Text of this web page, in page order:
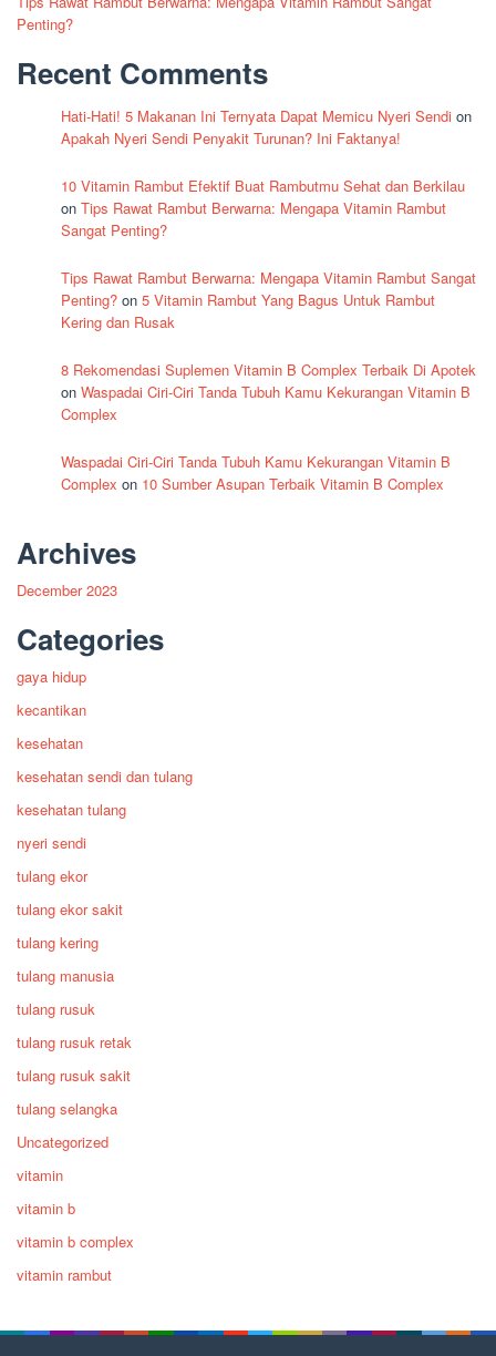
Penting?
Recent Comments
Hati-Hati! 5 Makanan Ini Ternyata Dapat Memicu Nyeri Sendi on
Apakah Nyeri Sendi Penyakit Turunan? Ini Faktanya!
10 Vitamin Rambut Efektif Buat Rambutmu Sehat dan Berkilau
on Tips Rawat Rambut Berwarna: Mengapa Vitamin Rambut
Sangat Penting?
Tips Rawat Rambut Berwarna: Mengapa Vitamin Rambut Sangat
Penting? on 5 Vitamin Rambut Yang Bagus Untuk Rambut
Kering dan Rusak
8 Rekomendasi Suplemen Vitamin B Complex Terbaik Di Apotek
on Waspadai Ciri-Ciri Tanda Tubuh Kamu Kekurangan Vitamin B
Complex
Waspadai Ciri-Ciri Tanda Tubuh Kamu Kekurangan Vitamin B
Complex on 10 Sumber Asupan Terbaik Vitamin B Complex
Archives
December 2023
Categories
gaya hidup
kecantikan
kesehatan
kesehatan sendi dan tulang
kesehatan tulang
nyeri sendi
tulang ekor
tulang ekor sakit
tulang kering
tulang manusia
tulang rusuk
tulang rusuk retak
tulang rusuk sakit
tulang selangka
Uncategorized
vitamin
vitamin b
vitamin b complex
vitamin rambut